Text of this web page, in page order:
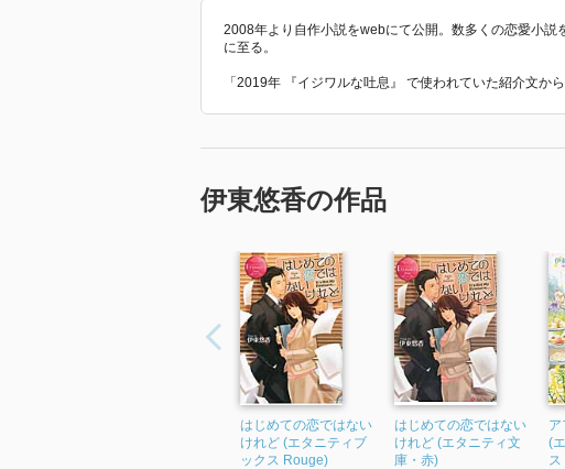
2008年より自作小説をwebにて公開。数多くの恋愛小
に至る。
「2019年 『イジワルな吐息』 で使われていた紹介文か
伊東悠香の作品
はじめての恋ではない
けれど (エタニティブ
ックス Rouge)
はじめての恋ではない
けれど (エタニティ文
庫・赤)
ア
(
ス